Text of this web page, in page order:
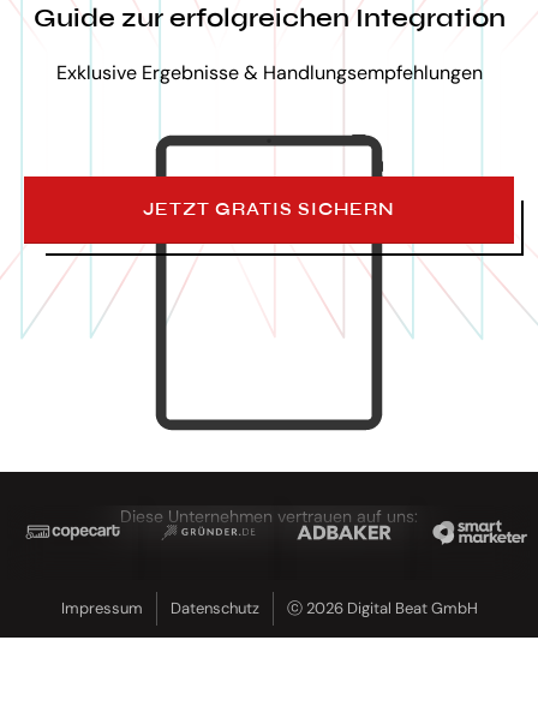
Guide zur erfolgreichen Integration
Exklusive Ergebnisse & Handlungsempfehlungen
JETZT GRATIS SICHERN
Diese Unternehmen vertrauen auf uns:
Impressum Datenschutz ⓒ 2026 Digital Beat GmbH